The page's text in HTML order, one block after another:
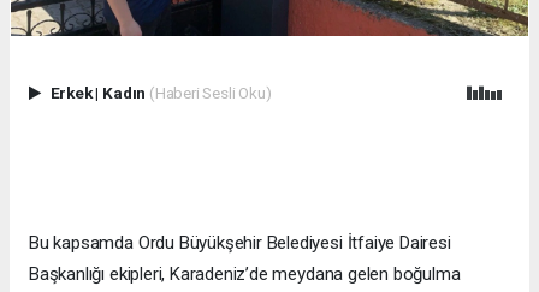
Erkek| Kadın (Haberi Sesli Oku)
Bu kapsamda Ordu Büyükşehir Belediyesi İtfaiye Dairesi
Başkanlığı ekipleri, Karadeniz’de meydana gelen boğulma